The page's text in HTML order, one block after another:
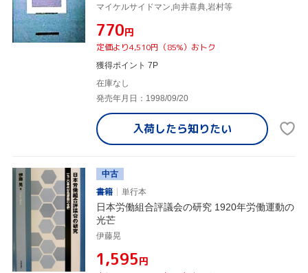
マイケルサイドマン,向井喜典,岩村等
¥770円
定価より4,510円（85%）おトク
獲得ポイント 7P
在庫なし
発売年月日：1998/09/20
入荷したら知りたい
中古
書籍
単行本
日本労働組合評議会の研究 1920年労働運動の
光芒
伊藤晃
¥1,595円